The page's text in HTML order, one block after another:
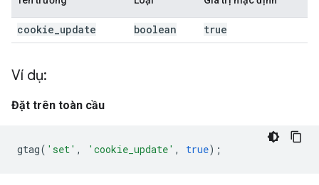
cookie update boolean true
Ví dụ:
Đặt trên toàn cầu
gtag( 'set' , 'cookie_update' , true);